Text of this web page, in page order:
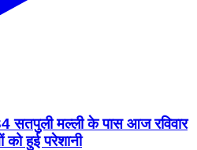
सतपुली मल्ली के पास आज रविवार
हुई परेशानी